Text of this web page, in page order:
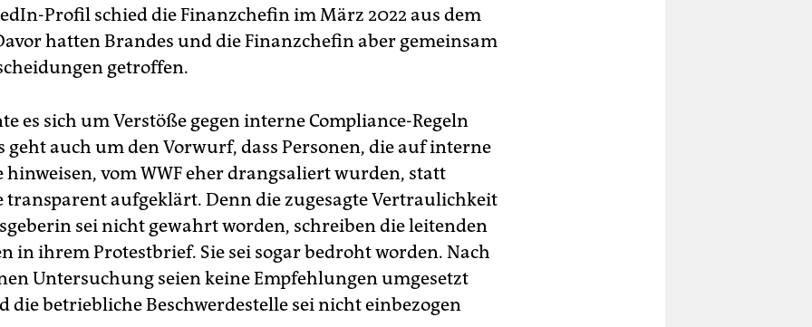
Profil schied die Finanzchefin im März 2022 aus dem
hatten Brandes und die Finanzchefin aber gemeinsam
getroffen.
es sich um Verstöße gegen interne Compliance-Regeln
geht auch um den Vorwurf, dass Personen, die auf interne
hinweisen, vom WWF eher drangsaliert wurden, statt
transparent aufgeklärt. Denn die zugesagte Vertraulichkeit
sei nicht gewahrt worden, schreiben die leitenden
in ihrem Protestbrief. Sie sei sogar bedroht worden. Nach
Untersuchung seien keine Empfehlungen umgesetzt
die betriebliche Beschwerdestelle sei nicht einbezogen